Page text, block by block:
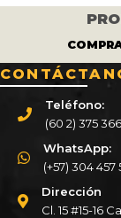
Teléfono:
(60 2) 375
WhatsApp:
(+57) 304 457
Dirección
Cl. 15 #15-16